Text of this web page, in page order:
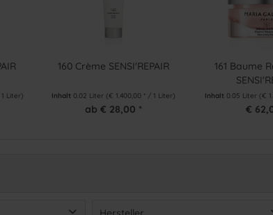
Liter)
160 Crème SENSI'REPAIR
Inhalt 0.02 Liter(€ 1.400,00 * / 1 Liter)
ab € 28,00 *
161 Baume
Inhalt 0.05 Liter (€
€